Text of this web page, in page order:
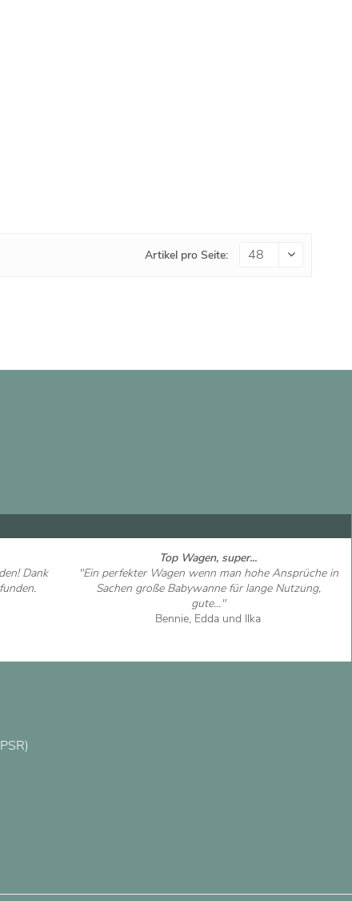
Artikel pro Seite:
Dank
Top Wagen, super...
"Ein perfekter Wagen wenn man hohe Ansprüche in
Sachen große Babywanne für lange Nutzung,
gute..."
Bennie, Edda und Ilka